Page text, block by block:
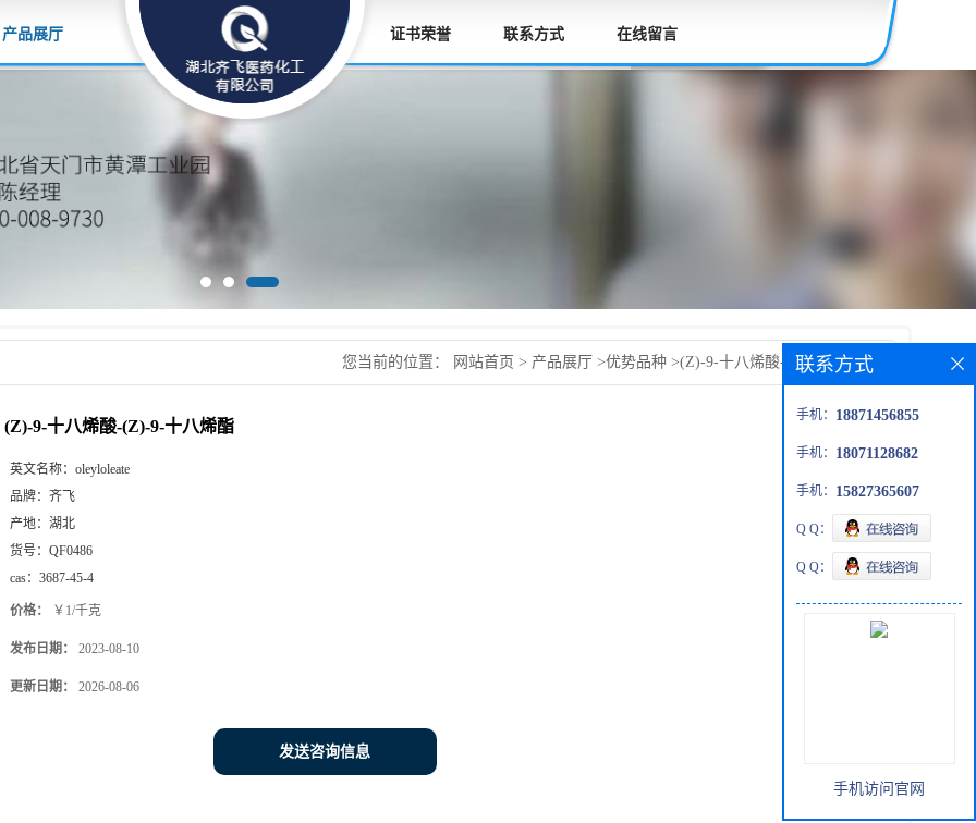
产品展厅 证书荣誉 联系方式 在线留言
您当前的位置： 网站首页 > 产品展厅 >优势品种 >(Z)-9-十八烯酸-(Z)-9-十八烯酯
(Z)-9-十八烯酸-(Z)-9-十八烯酯
英文名称： oleyloleate
品牌： 齐飞
产地： 湖北
货号： QF0486
cas： 3687-45-4
价格： ￥1/千克
发布日期： 2023-08-10
更新日期： 2026-08-06
发送咨询信息
联系方式
手机： 18871456855
手机： 18071128682
手机： 15827365607
Q Q：
Q Q：
手机访问官网